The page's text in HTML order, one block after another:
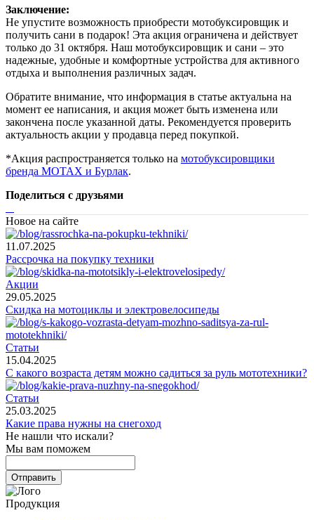
Заключение:
Не упустите возможность приобрести мотобуксировщик и
получить сани в подарок! Эта акция ограничена и действует
только до 31 октября. Наш мотобуксировщик и сани – это
надежные, удобные и комфортные устройства для активного
отдыха и выполнения различных задач.
Обратите внимание, что информация в статье актуальна на
момент ее написания, и акция может быть изменена или
закончена после указанной даты. Рекомендуется проверить
актуальность акции у продавца перед покупкой.
*Акция распространяется только на мотобуксировщики
бренда MOTAX и Бурлак.
Поделиться с друзьями
Новое на сайте
11.07.2025
Рассрочка на покупку техники
Акции
29.05.2025
Скидка на мотоциклы и электровелосипеды
Статьи
15.04.2025
С какого возраста детям можно садиться за руль мототехники?
Статьи
25.03.2025
Какие права нужны на снегоход
Не нашли что искали?
Мы вам поможем
Продукция